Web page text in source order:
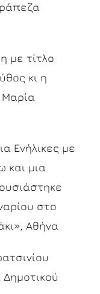
με τίτλο
κι η
Ενήλικες με
και μια
στο
Αθήνα
Δημοτικού